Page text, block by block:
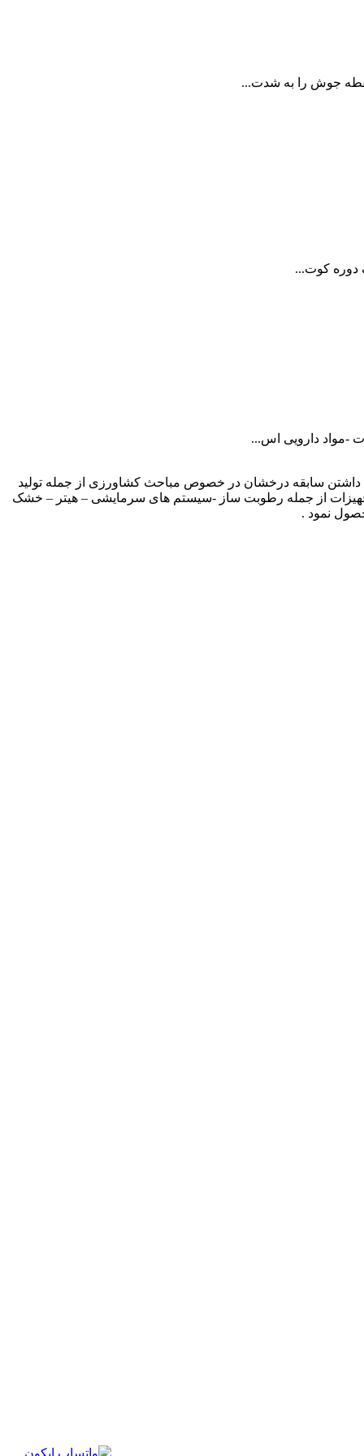
جوش را به شدت...
دوره کوت...
-مواد دارویی اس...
صنعت با داشتن سابقه درخشان در خصوص مباحث کشاورزی از جمله تولید
تجهیزات از جمله رطوبت ساز -سیستم های سرمایشی – هیتر – خشک
نمود .